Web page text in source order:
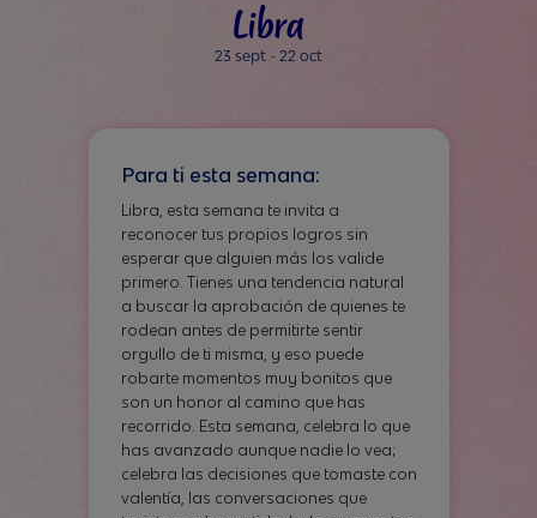
Libra
23 sept - 22 oct
Para ti esta semana:
Libra, esta semana te invita a
reconocer tus propios logros sin
esperar que alguien más los valide
primero. Tienes una tendencia natural
a buscar la aprobación de quienes te
rodean antes de permitirte sentir
orgullo de ti misma, y eso puede
robarte momentos muy bonitos que
son un honor al camino que has
recorrido. Esta semana, celebra lo que
has avanzado aunque nadie lo vea;
celebra las decisiones que tomaste con
valentía, las conversaciones que